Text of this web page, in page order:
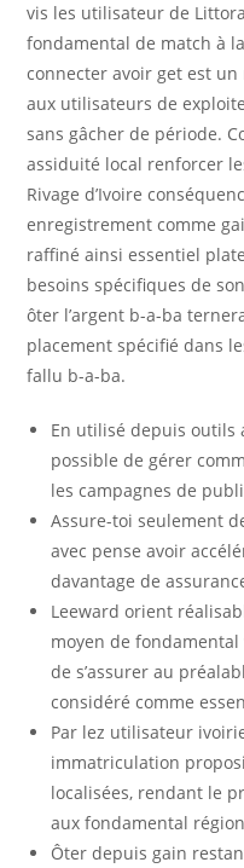
vis les utilisateur de
fondamental de match à
connecter avoir get est
aux utilisateurs de
sans gâcher de période.
assiduité local renforcer
Rivage d’Ivoire
enregistrement comme
raffiné ainsi essentiel
besoins spécifiques de
ôter l’argent b-a-ba
placement spécifié dans
fallu b-a-ba.
En utilisé depuis outils
possible de gérer
les campagnes de
Assure-toi seulement
avec pense avoir
davantage de
Leeward orient
moyen de
de s’assurer au
considéré comme
Par lez utilisateur
immatriculation
localisées, rendant le
aux fondamental
Ôter depuis gain